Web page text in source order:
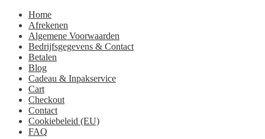
Home
Afrekenen
Algemene Voorwaarden
Bedrijfsgegevens & Contact
Betalen
Blog
Cadeau & Inpakservice
Cart
Checkout
Contact
Cookiebeleid (EU)
FAQ